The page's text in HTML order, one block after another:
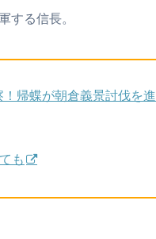
する信長。
帰蝶が朝倉義景討伐を進
も